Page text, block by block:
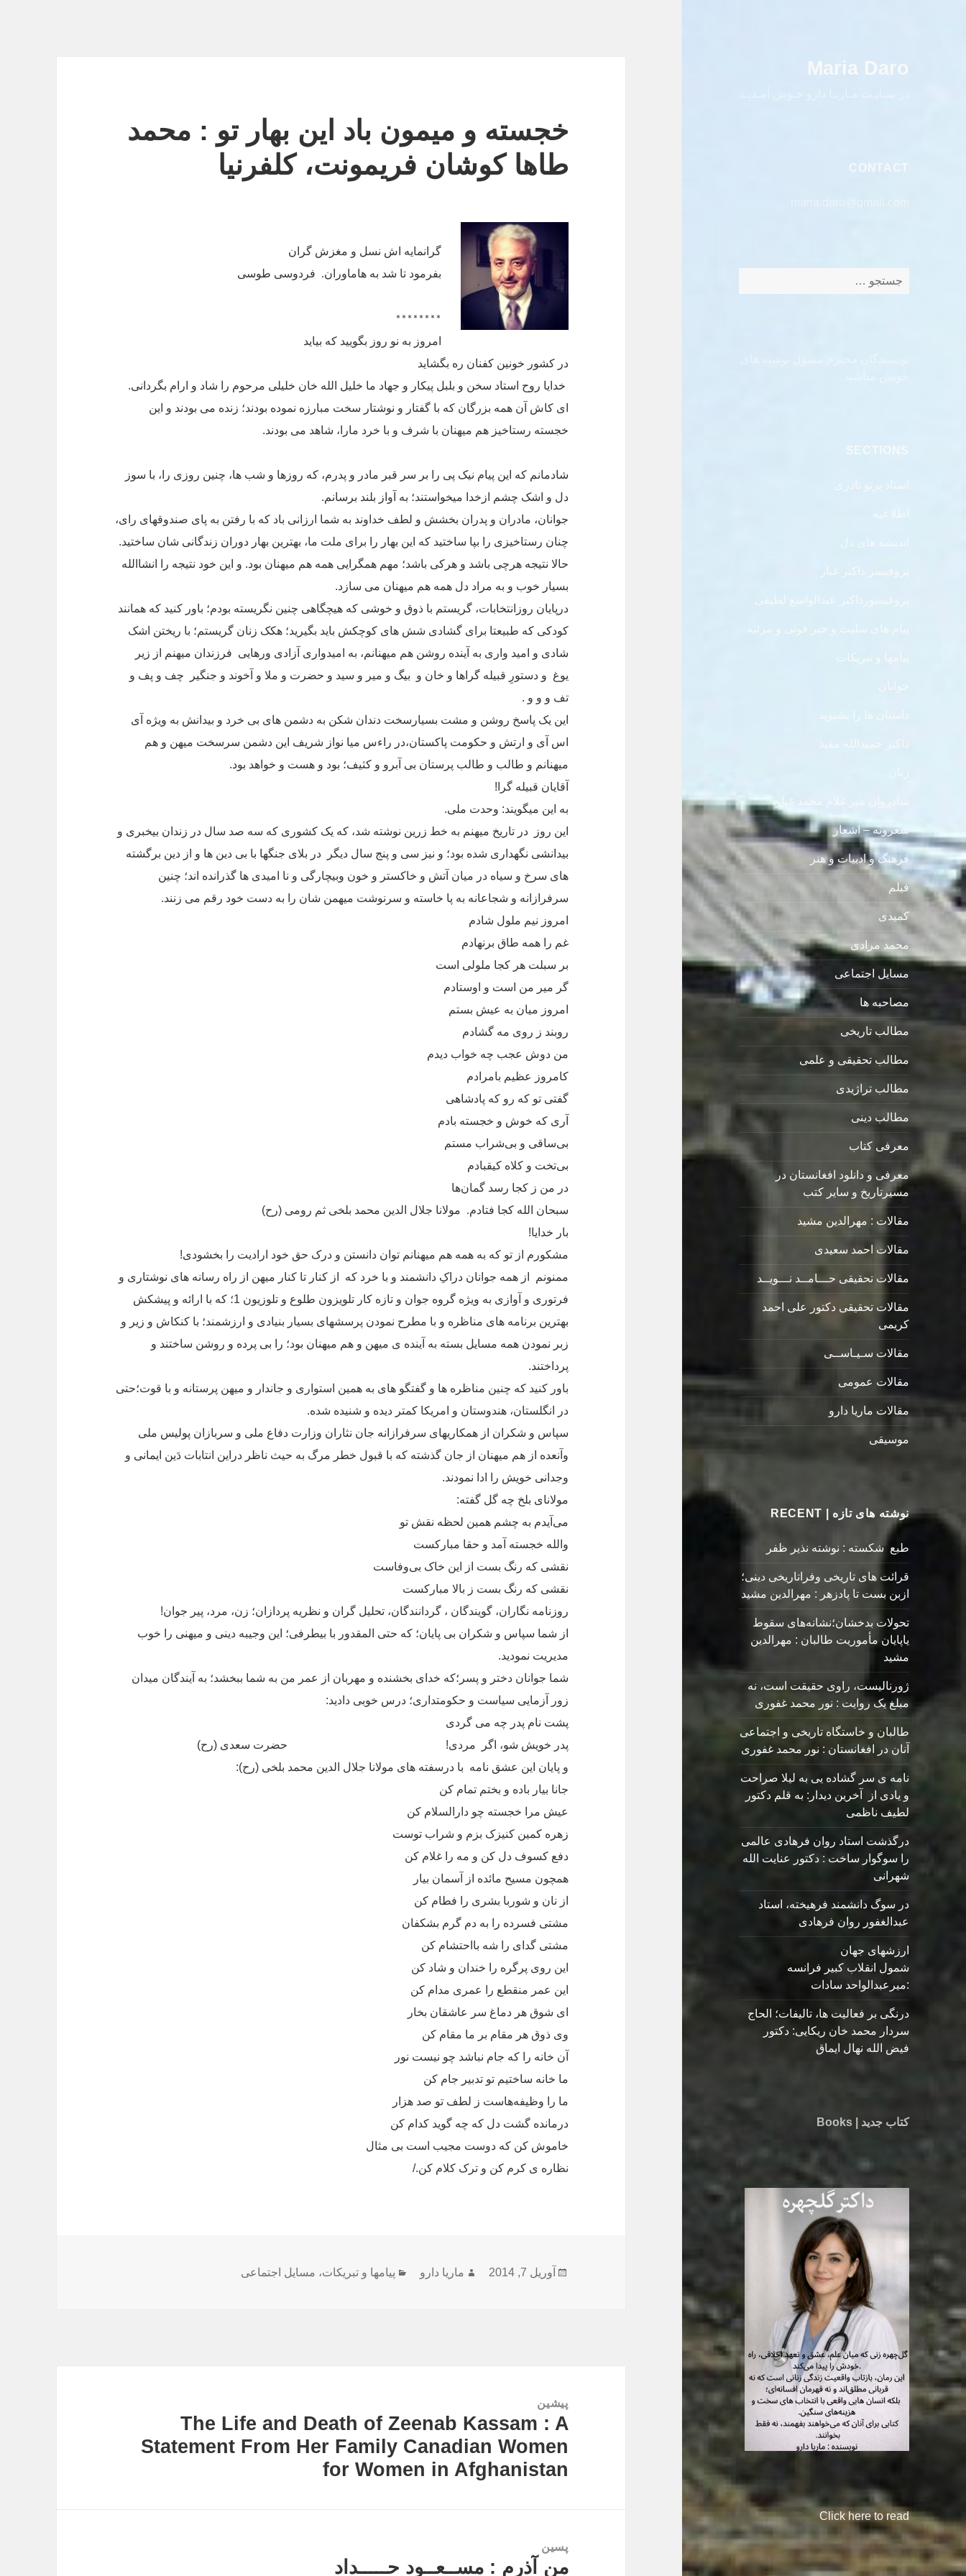
Maria Daro
در سـایـت مـاریـا دارو خـوش آمـدیـد
CONTACT
برای:
نویسندگان محترم مسؤل نوشته های
SECTIONS
استاد پرتو نادری
اطلاعیه
اندیشه های دل
پروفیسر داکتر غبار
پروفیسورداکتر عبدالواسع لطیفی
پیام های سلیت و خبر فوتی و مرثیه
پیامها و تبریکات
جوانان
داستان ها را بشنوید
داکتر حمیدالله مفید
زنان
شادروان میر غلام محمد غبار
شعرونه – اشعار
فرهنگ و ادبیات و هنر
فیلم
کمیدی
محمد مرادی
مسایل اجتماعی
مصاحبه ها
مطالب تاریخی
مطالب تحقیقی و علمی
مطالب تراژیدی
مطالب دینی
معرفی کتاب
معرفی و دانلود افغانستان در
مسیرتاریخ و سایر کتب
مقالات : مهرالدین مشید
مقالات احمد سعیدی
مقالات تحقیقی حـــامــد نـــویــد
مقالات تحقیقی دکتور علی احمد
کریمی
مقالات سـیـاســی
مقالات عمومی
مقالات ماریا دارو
موسیقی
نوشته های تازه | RECENT
طبع شکسته : نوشته نذیر ظفر
قرائت های تاریخی وفراتاریخی دینی؛
ازبن بست تا پادزهر : مهرالدین مشید
تحولات بدخشان؛نشانه‌های سقوط
یاپایان مأموریت طالبان : مهرالدین
مشید
ژورنالیست، راوی حقیقت است، نه
مبلغ یک روایت : نور محمد غفوری
طالبان و خاستگاه تاریخی و اجتماعی
آنان در افغانستان : نور محمد غفوری
نامه ی سر گشاده يی به ليلا صراحت
و یادی از آخرین دیدار: به قلم دکتور
لطیف ناظمی
درگذشت استاد روان فرهادی عالمی
را سوگوار ساخت : دکتور عنایت الله
شهرانی
در سوگ دانشمند فرهیخته، استاد
عبدالغفور روان فرهادی
ارزشهای جهان
شمول انقلاب کبیر فرانسه
:میرعبدالواحد سادات
درنگی بر فعالیت ها، تالیفات؛ الحاج
سردار محمد خان ریکایی: دکتور
فیض الله نهال ایماق
کتاب جدید | Books
Click here to read
خجسته و میمون باد این بهار تو : محمد
طاها کوشان فریمونت، کلفرنیا
گرانمایه اش نسل و مغزش گران
بفرمود تا شد به هاماوران. فردوسی طوسی
********
امروز به نو روز بگویید که بیاید
در کشور خونین کفنان ره بگشاید
خدایا روح استاد سخن و بلبل پیکار و جهاد ما خلیل الله خان خلیلی مرحوم را شاد و ارام بگردانی.
ای کاش آن همه بزرگان که با گفتار و نوشتار سخت مبارزه نموده بودند؛ زنده می بودند و این
خجسته رستاخیز هم میهنان با شرف و با خرد مارا، شاهد می بودند.
شادمانم که این پیام نیک پی را بر سر قبر مادر و پدرم، که روزها و شب ها، چنین روزی را، با سوز
دل و اشک چشم ازخدا میخواستند؛ به آواز بلند برسانم.
جوانان، مادران و پدران بخشش و لطف خداوند به شما ارزانی باد که با رفتن به پای صندوقهای رای،
چنان رستاخیزی را بپا ساختید که این بهار را برای ملت ما، بهترین بهار دوران زندگانی شان ساختید.
حالا نتیجه هرچی باشد و هرکی باشد؛ مهم همگرایی همه هم میهنان بود. و این خود نتیجه را انشاالله
بسیار خوب و به مراد دل همه هم میهنان می سازد.
درپایان روزانتخابات، گریستم با ذوق و خوشی که هیچگاهی چنین نگریسته بودم؛ باور کنید که همانند
کودکی که طبیعتا برای گشادی شش های کوچکش باید بگیرید؛ هکک زنان گریستم؛ با ریختن اشک
شادی و امید واری به آینده روشن هم میهنانم، به امیدواری آزادی ورهایی فرزندان میهنم از زیر
یوغ و دستورِ قبیله گراها و خان و بیگ و میر و سید و حضرت و ملا و آخوند و جنگیر چف و پف و
تف و و و .
این یک پاسخ روشن و مشت بسیارسخت دندان شکن به دشمن های بی خرد و بیدانش به ویژه آی
اس آی و ارتش و حکومت پاکستان،در راءس میا نواز شریف این دشمن سرسخت میهن و هم
میهنانم و طالب و طالب پرستان بی آبرو و کثیف؛ بود و هست و خواهد بود.
آقایان قبیله گرا!
به این میگویند: وحدت ملی.
این روز در تاریخ میهنم به خط زرین نوشته شد، که یک کشوری که سه صد سال در زندان بیخبری و
بیدانشی نگهداری شده بود؛ و نیز سی و پنج سال دیگر در بلای جنگها با بی دین ها و از دین برگشته
های سرخ و سیاه در میان آتش و خاکستر و خون وبیچارگی و نا امیدی ها گذرانده اند؛ چنین
سرفرازانه و شجاعانه به پا خاسته و سرنوشت میهمن شان را به دست خود رقم می زنند.
امروز نیم ملول شادم
غم را همه طاق برنهادم
بر سبلت هر کجا ملولی است
گر میر من است و اوستادم
امروز میان به عیش بستم
روبند ز روی مه گشادم
من دوش عجب چه خواب دیدم
کامروز عظیم بامرادم
گفتی تو که رو که پادشاهی
آری که خوش و خجسته بادم
بی‌ساقی و بی‌شراب مستم
بی‌تخت و کلاه کیقبادم
در من ز کجا رسد گمان‌ها
سبحان الله کجا فتادم.
مولانا جلال الدین محمد بلخی ثم رومی (رح)
بار خدایا!
مشکورم از تو که به همه هم میهنانم توان دانستن و درک حق خود ارادیت را بخشودی!
ممنونم از همه جوانان دراکِ دانشمند و با خرد که از کنار تا کنار میهن از راه رسانه های نوشتاری و
فرتوری و آوازی به ویژه گروه جوان و تازه کار تلویزون طلوع و تلوزیون 1؛ که با ارائه و پیشکش
بهترین برنامه های مناظره و با مطرح نمودن پرسشهای بسیار بنیادی و ارزشمند؛ با کنکاش و زیر و
زبر نمودن همه مسایل بسته به آینده ی میهن و هم میهنان بود؛ را بی پرده و روشن ساختند و
پرداختند.
باور کنید که چنین مناظره ها و گفتگو های به همین استواری و جاندار و میهن پرستانه و با قوت؛حتی
در انگلستان، هندوستان و امریکا کمتر دیده و شنیده شده.
سپاس و شکران از همکاریهای سرفرازانه جان نثاران وزارت دفاع ملی و سربازان پولیس ملی
وآنعده از هم میهنان از جان گذشته که با قبول خطر مرگ به حیث ناظر دراین انتابات دَین ایمانی و
وجدانی خویش را ادا نمودند.
مولانای بلخ چه گل گفته:
می‌آیدم به چشم همین لحظه نقش تو
والله خجسته آمد و حقا مبارکست
نقشی که رنگ بست از این خاک بی‌وفاست
نقشی که رنگ بست ز بالا مبارکست
روزنامه نگاران، گویندگان ، گردانندگان، تحلیل گران و نظریه پردازان؛ زن، مرد، پیر جوان!
از شما سپاس و شکران بی پایان؛ که حتی المقدور با بیطرفی؛ این وجیبه دینی و میهنی را خوب
مدیریت نمودید.
شما جوانان دختر و پسر؛که خدای بخشنده و مهربان از عمر من به شما ببخشد؛ به آیندگان میدان
زور آزمایی سیاست و حکومتداری؛ درس خوبی دادید:
پشت نام پدر چه می گردی
پدر خویش شو، اگر مردی!
حضرت سعدی (رح)
و پایان این عشق نامه با درسفته های مولانا جلال الدین محمد بلخی (رح):
جانا بیار باده و بختم تمام کن
عیش مرا خجسته چو دارالسلام کن
زهره کمین کنیزک بزم و شراب توست
دفع کسوف دل کن و مه را غلام کن
همچون مسیح مائده از آسمان بیار
از نان و شوربا بشری را فطام کن
مشتی فسرده را به دم گرم بشکفان
مشتی گدای را شه بااحتشام کن
این روی پرگره را خندان و شاد کن
این عمر منقطع را عمری مدام کن
ای شوق هر دماغ سر عاشقان بخار
وی ذوق هر مقام بر ما مقام کن
آن خانه را که جام نباشد چو نیست نور
ما خانه ساختیم تو تدبیر جام کن
ما را وظیفه‌هاست ز لطف تو صد هزار
درمانده گشت دل که چه گوید کدام کن
خاموش کن که دوست مجیب است بی مثال
نظاره ی کرم کن و ترک کلام کن./
ارسال
آوریل 7, 2014 نویسنده
ماریا دارو دسته‌ها
پیامها و تبریکات، مسایل اجتماعی
پیشین
نوشته
قبلی:
The Life and Death of Zeenab Kassam : A
Statement From Her Family Canadian Women
for Women in Afghanistan
پسین
نوشته
من آذرم : مســعــود حـــــداد